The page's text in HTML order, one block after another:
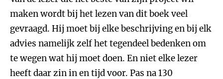
maken wordt bij het lezen van dit boek veel
gevraagd. Hij moet bij elke beschrijving en bij elk
advies namelijk zelf het tegendeel bedenken om
te wegen wat hij moet doen. En niet elke lezer
heeft daar zin in en tijd voor. Pas na 130